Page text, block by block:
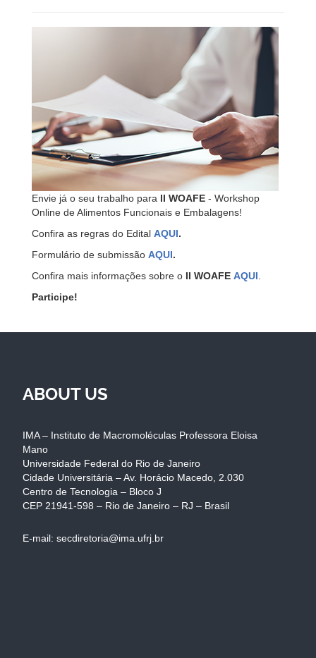
Envie já o seu trabalho para II WOAFE - Workshop
Online de Alimentos Funcionais e Embalagens!
Confira as regras do Edital AQUI.
Formulário de submissão AQUI.
Confira mais informações sobre o II WOAFE AQUI
Participe!
ABOUT US
IMA – Instituto de Macromoléculas Professora Eloisa
Mano
Universidade Federal do Rio de Janeiro
Cidade Universitária – Av. Horácio Macedo, 2.030
Centro de Tecnologia – Bloco J
CEP 21941-598 – Rio de Janeiro – RJ – Brasil
E-mail: secdiretoria@ima.ufrj.br